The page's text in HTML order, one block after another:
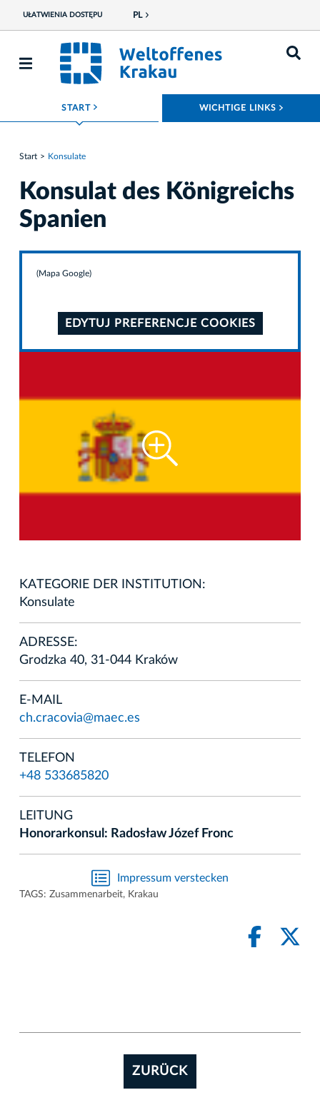
UŁATWIENIA DOSTĘPU PL
START ROZWIŃ MENU WICHTIGE LINKS
Start Konsulate
Konsulat des Königreichs
Spanien
(Mapa Google)
EDYTUJ PREFERENCJE COOKIES
KATEGORIE DER INSTITUTION:
Konsulate
ADRESSE:
Grodzka 40, 31-044 Kraków
E-MAIL
ch.cracovia@maec.es
TELEFON
+48 533685820
LEITUNG
Honorarkonsul: Radosław Józef Fronc
Impressum verstecken
TAGS: Zusammenarbeit, Krakau
ZURÜCK